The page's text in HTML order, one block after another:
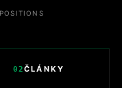
02ČLÁNKY